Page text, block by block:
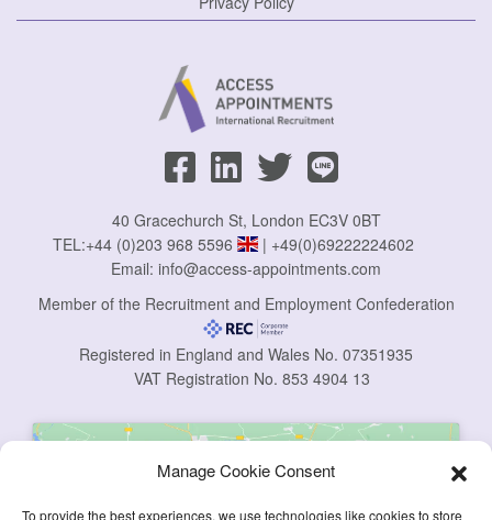
Manage Cookie Consent
To provide the best experiences, we use technologies like cookies to store
40 Gracechurch St, London EC3V 0BT
TEL:+44 (0)203 968 5596 | +49(0)69222224602
Email: info@access-appointments.com
Member of the Recruitment and Employment Confederation
Registered in England and Wales No. 07351935
VAT Registration No. 853 4904 13